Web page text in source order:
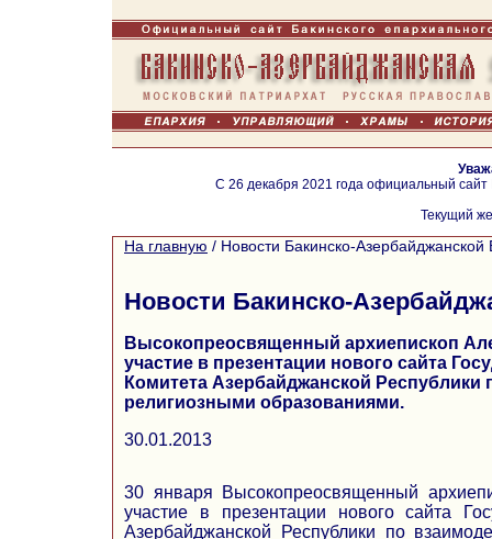
С 26 декабря 2021 года официальный
Текущий
На главную / Новости Бакинско-Азербайджанской
Новости Бакинско-
Высокопреосвященный архиепископ
участие в презентации нового сайта
Комитета Азербайджанской Республики
религиозными образованиями.
30.01.2013
30 января Высокопреосвященный
участие в презентации нового сайта
Азербайджанской Республики по